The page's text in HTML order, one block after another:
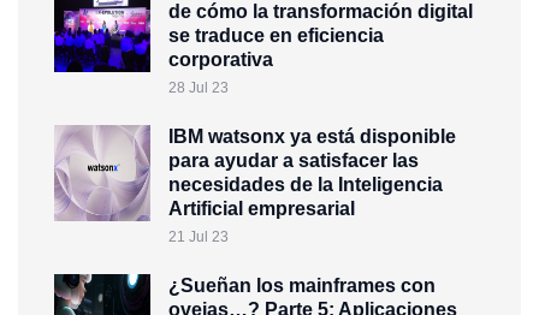
de cómo la transformación digital
se traduce en eficiencia
corporativa
28 Jul 23
IBM watsonx ya está disponible
para ayudar a satisfacer las
necesidades de la Inteligencia
Artificial empresarial
21 Jul 23
¿Sueñan los mainframes con
ovejas…? Parte 5: Aplicaciones